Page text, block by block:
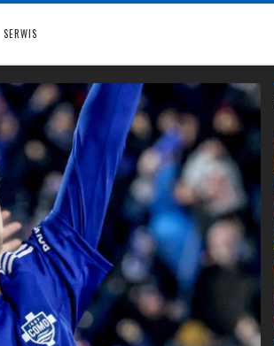
SERWIS